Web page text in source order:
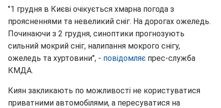
"1 грудня в Києві очікується хмарна погода з
проясненнями та невеликий сніг. На дорогах ожеледь.
Починаючи з 2 грудня, синоптики прогнозують
сильний мокрий сніг, налипання мокрого снігу,
ожеледь та хуртовини", - повідомляє прес-служба
КМДА.
Киян закликають по можливості не користуватися
приватними автомобілями, а пересуватися на